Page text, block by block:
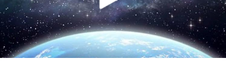
独闯南太行的失联女生最后轨迹已确认
白海豚北上或致京津冀暴雨
国足U17与阿森纳决赛取消 并列冠军
Play
00:00 02:05